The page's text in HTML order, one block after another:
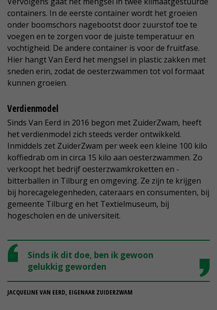
containers. In de eerste container wordt het groeien
onder boomschors nagebootst door zuurstof toe te
voegen en te zorgen voor de juiste temperatuur en
vochtigheid. De andere container is voor de fruitfase.
Hier hangt Van Eerd het mengsel in plastic zakken met
sneden erin, zodat de oesterzwammen tot vol formaat
kunnen groeien.
Verdienmodel
Sinds Van Eerd in 2016 begon met ZuiderZwam, heeft
het verdienmodel zich steeds verder ontwikkeld.
Inmiddels zet ZuiderZwam per week een kleine 100 kilo
koffiedrab om in circa 15 kilo aan oesterzwammen. Zo
verkoopt het bedrijf oesterzwamkroketten en -
bitterballen in Tilburg en omgeving. Ze zijn te krijgen
bij horecagelegenheden, cateraars en consumenten, bij
gemeente Tilburg en het Textielmuseum, bij
hogescholen en de universiteit.
Sinds ik dit doe, ben ik gewoon
gelukkig geworden
JACQUELINE VAN EERD, EIGENAAR ZUIDERZWAM